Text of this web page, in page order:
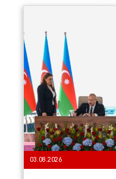
03.08.2026